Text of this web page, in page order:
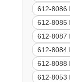
612-8086
612-8085
612-8087
612-8084
612-8088
612-8053